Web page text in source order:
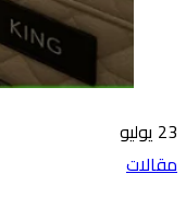
23 يوليو
مقالات